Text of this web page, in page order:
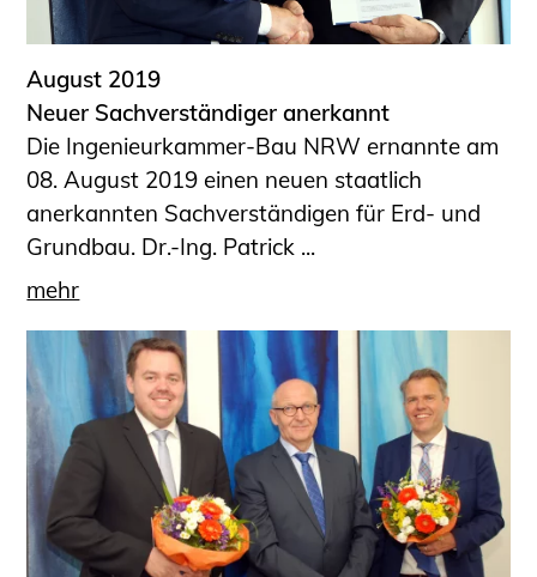
August 2019
Neuer Sachverständiger anerkannt
Die Ingenieurkammer-Bau NRW ernannte am
08. August 2019 einen neuen staatlich
anerkannten Sachverständigen für Erd- und
Grundbau. Dr.-Ing. Patrick ...
mehr